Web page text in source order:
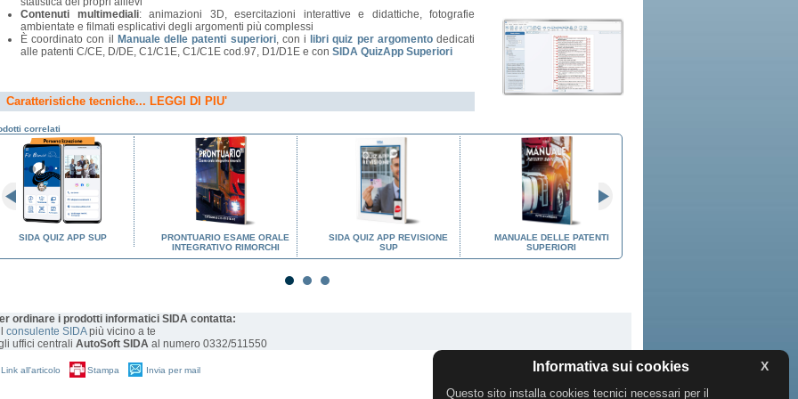
Contenuti multimediali: animazioni 3D, esercitazioni interattive e didattiche, fotografie
ambientate e filmati esplicativi degli argomenti più complessi
È coordinato con il
Manuale delle patenti superiori, con i libri quiz per argomentodedicati
alle patenti C/CE, D/DE, C1/C1E, C1/C1E cod.97, D1/D1E e con SIDA QuizApp Superiori
Caratteristiche tecniche... LEGGI DI PIU'
correlati
SIDA QUIZ APP SUP
PRONTUARIO ESAME ORALE
INTEGRATIVO RIMORCHI
SIDA QUIZ APP REVISIONE
SUP
MANUALE DELLE PATENTI
SUPERIORI
ordinare i prodotti informatici SIDA contatta:
consulente SIDApiù vicino a te
uffici centrali AutoSoft SIDA al numero 0332/511550
Link all'articolo Stampa Invia per mail Informativa sui cookies X
Questo sito installa cookies tecnici necessari per il